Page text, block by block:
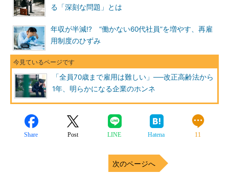
る「深刻な問題」とは
年収が半減!? “働かない60代社員”を増やす、再雇
用制度のひずみ
「全員70歳まで雇用は難しい」──改正高齢法から
1年、明らかになる企業のホンネ
Share Post LINE Hatena 11
次のページへ